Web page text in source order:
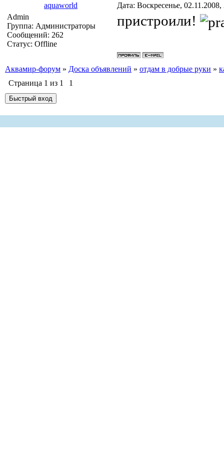
aquaworld
Дата: Воскресенье,
Admin
Группа: Администраторы
Сообщений: 262
Статус: Offline
пристроили!
Аквамир-форум » Доска объявлений » отдам в добрые руки »
Страница 1 из 1 1